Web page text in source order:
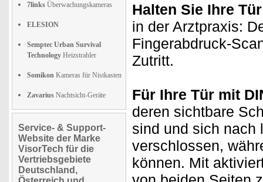
7links Überwachungskameras
ELESION
Semptec Urban Survival
Technology Heizstrahler
Somikon Kameras für Nistkasten
Zavarius Nachtsicht-Geräte
Service- & Support-
Website der Marke
VisorTech für die
Vertriebsgebiete
Deutschland,
Halten Sie Ihre
in der Arztpraxis:
Fingerabdruck-
Zutritt.
Für Ihre Tür mit
deren sichtbare
sind und sich nach
verschlossen,
können. Mit